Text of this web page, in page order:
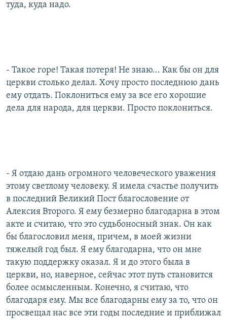
туда, куда надо.
- Такое горе! Такая потеря! Не знаю... Как бы он для
церкви столько делал. Хочу просто последнюю дань
ему отдать. Поклониться ему за все его хорошие
дела для народа, для церкви. Просто поклониться.
- Я отдаю дань огромного человеческого уважения
этому светлому человеку. Я имела счастье получить
в последний Великий Пост благословение от
Алексия Второго. Я ему безмерно благодарна в этом
акте и считаю, что это судьбоносный знак. Он как
бы благословил меня, причем, в моей жизни
тяжелый год был. Я ему благодарна, что он мне
такую поддержку оказал. Я и до этого была в
церкви, но, наверное, сейчас этот путь становится
более осмысленным. Конечно, я считаю, что
благодаря ему. Мы все благодарны ему за то, что он
просвещал нас все эти годы последние и приближал